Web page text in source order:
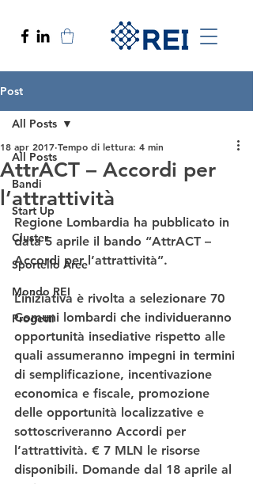
Post
All Posts
Bandi
Start Up
Cluster
Sportello Aree
Mondo REI
Progetti
All Posts
AttrACT – Accordi per
l’attrattività
18 apr 2017 Tempo di lettura: 4 min
Regione Lombardia ha pubblicato in
data 5 aprile il bando “AttrACT –
Accordi per l’attrattività”.
L’iniziativa è rivolta a selezionare 70
Comuni lombardi che individueranno
opportunità insediative rispetto alle
quali assumeranno impegni in termini
di semplificazione, incentivazione
economica e fiscale, promozione
delle opportunità localizzative e
sottoscriveranno Accordi per
l’attrattività. € 7 MLN le risorse
disponibili. Domande dal 18 aprile al